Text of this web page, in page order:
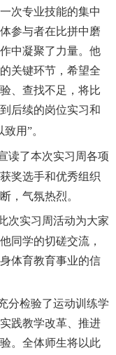
次专业技能的集中
参与者在比拼中磨
中凝聚了力量。他
关键环节，希望全
、查找不足，将比
后续的岗位实习和
致用”。
读了本次实习周各项
奖选手和优秀组织
，气氛热烈。
次实习周活动为大家
同学的切磋交流，
体育教育事业的信
分检验了运动训练学
践教学改革、推进
。全体师生将以此